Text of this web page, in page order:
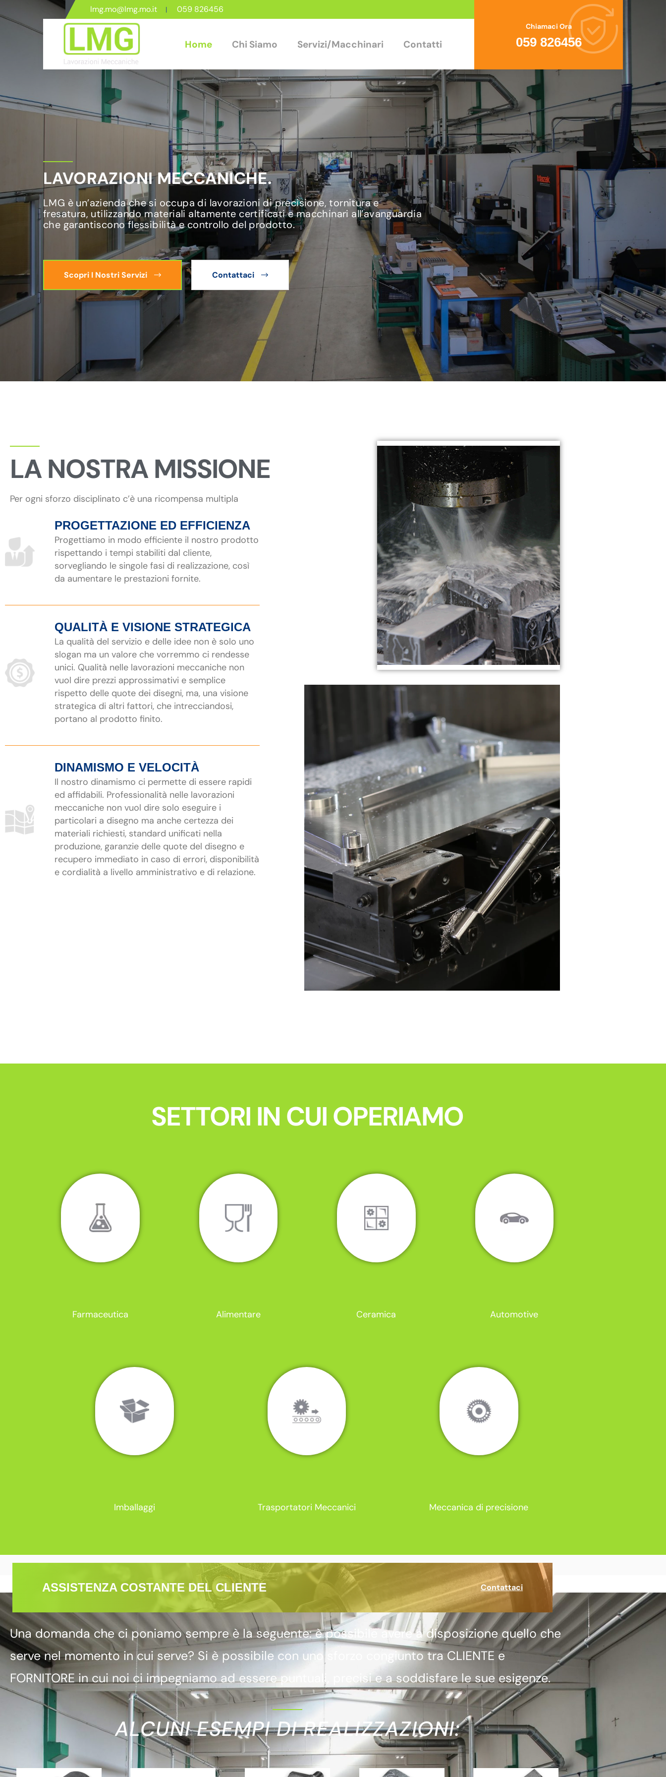
lmg.mo@lmg.mo.it 059 826456
Home Chi Siamo Servizi/Macchinari Contatti
Chiamaci Ora
059 826456
LAVORAZIONI MECCANICHE.
LMG è un’azienda che si occupa di lavorazioni di precisione, tornitura e
fresatura, utilizzando materiali altamente certificati e macchinari all’avanguardia
che garantiscono flessibilità e controllo del prodotto.
Scopri I Nostri Servizi Contattaci
LA NOSTRA MISSIONE
Per ogni sforzo disciplinato c’è una ricompensa multipla
PROGETTAZIONE ED EFFICIENZA
Progettiamo in modo efficiente il nostro prodotto
rispettando i tempi stabiliti dal cliente,
sorvegliando le singole fasi di realizzazione, così
da aumentare le prestazioni fornite.
QUALITÀ E VISIONE STRATEGICA
La qualità del servizio e delle idee non è solo uno
slogan ma un valore che vorremmo ci rendesse
unici. Qualità nelle lavorazioni meccaniche non
vuol dire prezzi approssimativi e semplice
rispetto delle quote dei disegni, ma, una visione
strategica di altri fattori, che intrecciandosi,
portano al prodotto finito.
DINAMISMO E VELOCITÀ
Il nostro dinamismo ci permette di essere rapidi
ed affidabili. Professionalità nelle lavorazioni
meccaniche non vuol dire solo eseguire i
particolari a disegno ma anche certezza dei
materiali richiesti, standard unificati nella
produzione, garanzie delle quote del disegno e
recupero immediato in caso di errori, disponibilità
e cordialità a livello amministrativo e di relazione.
SETTORI IN CUI OPERIAMO
Farmaceutica Alimentare Ceramica Automotive
Imballaggi Trasportatori Meccanici Meccanica di precisione
ASSISTENZA COSTANTE DEL CLIENTE Contattaci
Una domanda che ci poniamo sempre è la seguente: è possibile avere a disposizione quello che
serve nel momento in cui serve? Si è possibile con uno sforzo congiunto tra CLIENTE e
FORNITORE in cui noi ci impegniamo ad essere puntuali, precisi e a soddisfare le sue esigenze.
ALCUNI ESEMPI DI REALIZZAZIONI: